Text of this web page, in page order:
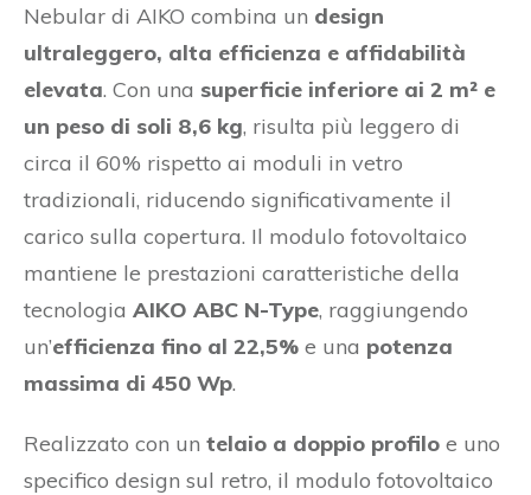
Nebular di AIKO combina un design
ultraleggero, alta efficienza e affidabilità
elevata. Con una superficie inferiore ai 2 m² e
un peso di soli 8,6 kg, risulta più leggero di
circa il 60% rispetto ai moduli in vetro
tradizionali, riducendo significativamente il
carico sulla copertura. Il modulo fotovoltaico
mantiene le prestazioni caratteristiche della
tecnologia AIKO ABC N-Type, raggiungendo
un’efficienza fino al 22,5% e una potenza
massima di 450 Wp.
Realizzato con un telaio a doppio profilo e uno
specifico design sul retro, il modulo fotovoltaico